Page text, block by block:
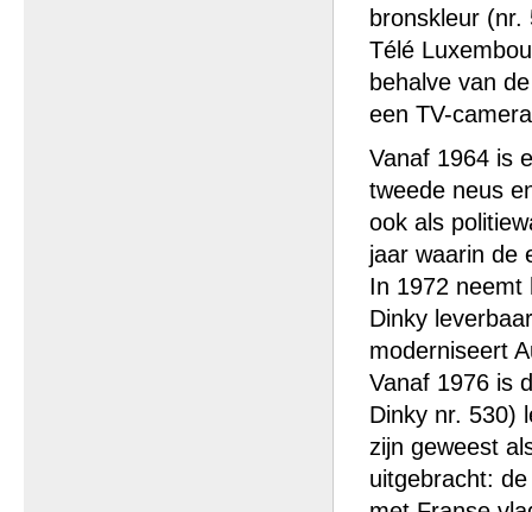
bronskleur
Télé
behalve van
een TV-
Vanaf 1964 is
tweede neus
ook als
jaar waarin de
In 1972 neemt
Dinky
moderniseert
Vanaf 1976 is
Dinky nr. 530)
zijn geweest
uitgebracht: